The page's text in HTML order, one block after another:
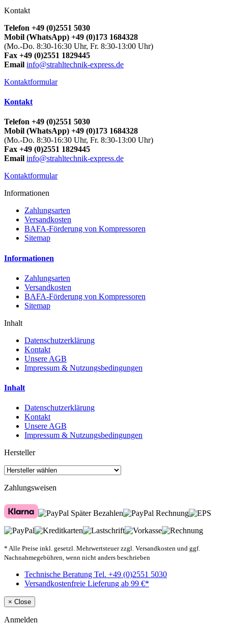
Kontakt
Telefon +49 (0)2551 5030
Mobil (WhatsApp) +49 (0)173 1684328
(Mo.-Do. 8:30-16:30 Uhr, Fr. 8:30-13:00 Uhr)
Fax +49 (0)2551 1829445
Email info@strahltechnik-express.de
Kontaktformular
Kontakt
Telefon +49 (0)2551 5030
Mobil (WhatsApp) +49 (0)173 1684328
(Mo.-Do. 8:30-16:30 Uhr, Fr. 8:30-13:00 Uhr)
Fax +49 (0)2551 1829445
Email info@strahltechnik-express.de
Kontaktformular
Informationen
Zahlungsarten
Versandkosten
BAFA-Förderung von Kompressoren
Sitemap
Informationen
Zahlungsarten
Versandkosten
BAFA-Förderung von Kompressoren
Sitemap
Inhalt
Datenschutzerklärung
Kontakt
Unsere AGB
Impressum & Nutzungsbedingungen
Inhalt
Datenschutzerklärung
Kontakt
Unsere AGB
Impressum & Nutzungsbedingungen
Hersteller
Zahlungsweisen
* Alle Preise inkl. gesetzl. Mehrwertsteuer zzgl. Versandkosten und ggf.
Nachnahmegebühren, wenn nicht anders beschrieben
Technische Beratung Tel. +49 (0)2551 5030
Versandkostenfreie Lieferung ab 99 €*
× Close
Anmelden